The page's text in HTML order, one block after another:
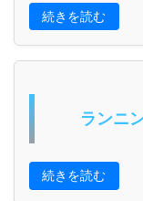
続きを読む
ランニ
続きを読む